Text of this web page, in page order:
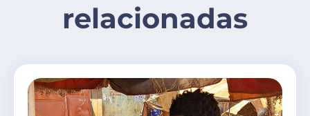
relacionadas